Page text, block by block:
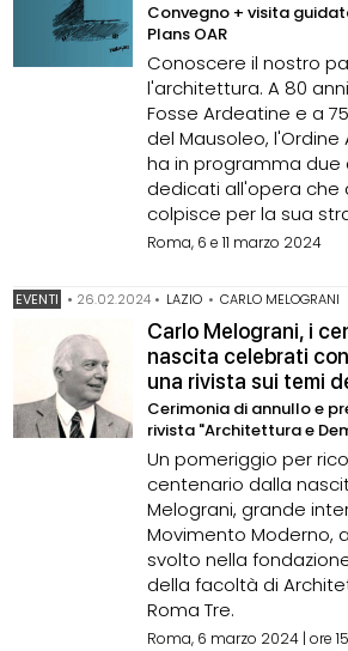
Convegno + visita
Plans OAR
Conoscere il nostro
l'architettura. A 80
Fosse Ardeatine e a
del Mausoleo,
ha in programma
dedicati all'opera che
colpisce per la sua
Roma, 6 e 11 marzo 2024
EVENTI • 26.02.2024 • LAZIO • CARLO MELOGRANI
Carlo Melograni, i
nascita celebrati
una rivista sui temi
Cerimonia di annullo e
rivista "Architettura e
Un pomeriggio per
centenario dalla
Melograni, grande
Movimento Moderno,
svolto nella
della facoltà di
Roma Tre.
Roma, 6 marzo 2024 | ore